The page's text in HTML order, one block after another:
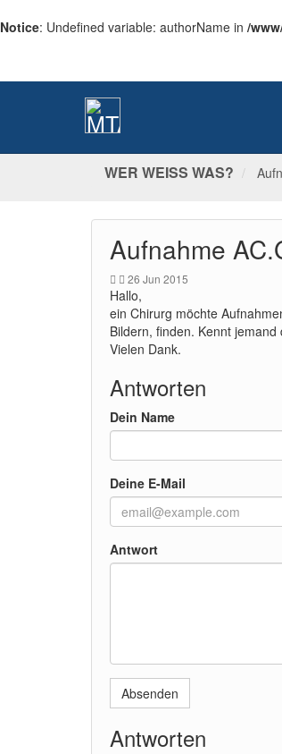
Notice: Undefined variable: authorName in /
WER WEISS WAS?
Aufnahme
26 Jun 2015
Hallo,
ein Chirurg möchte
Bildern, finden. Kennt
Vielen Dank.
Antworten
Dein Name
Deine E-Mail
Antwort
Absenden
Antworten